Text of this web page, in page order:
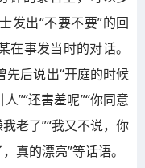
发出“不要不要”的回
在事发当时的对话。
先后说出“开庭的时候
”“还害羞呢”“你同意
老了”“我又不说，你
真的漂亮”等话语。